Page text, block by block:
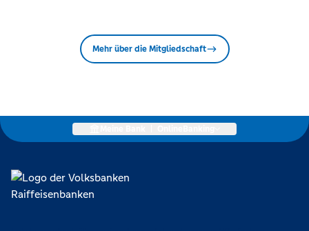
Mehr über die Mitgliedschaft